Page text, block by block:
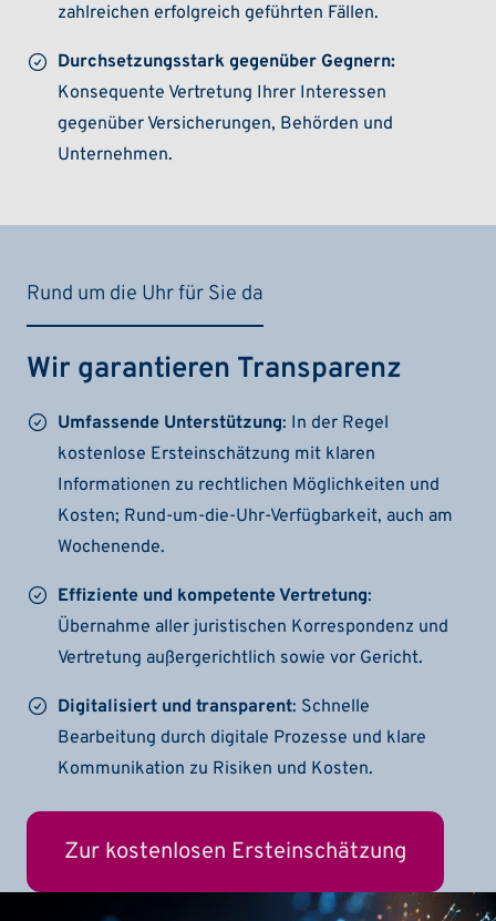
zahlreichen erfolgreich geführten Fällen.
Durchsetzungsstark gegenüber Gegnern:
Konsequente Vertretung Ihrer Interessen
gegenüber Versicherungen, Behörden und
Unternehmen.
Rund um die Uhr für Sie da
Wir garantieren Transparenz
Umfassende Unterstützung: In der Regel
kostenlose Ersteinschätzung mit klaren
Informationen zu rechtlichen Möglichkeiten und
Kosten; Rund-um-die-Uhr-Verfügbarkeit, auch am
Wochenende.
Effiziente und kompetente Vertretung:
Übernahme aller juristischen Korrespondenz und
Vertretung außergerichtlich sowie vor Gericht.
Digitalisiert und transparent: Schnelle
Bearbeitung durch digitale Prozesse und klare
Kommunikation zu Risiken und Kosten.
Zur kostenlosen Ersteinschätzung